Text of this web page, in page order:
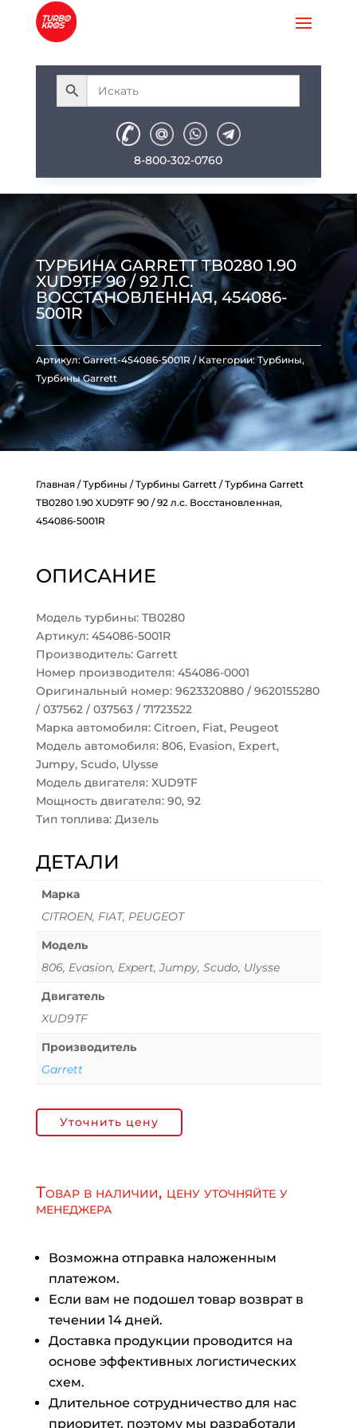
8-800-302-0760
ТУРБИНА GARRETT TB0280 1.90
XUD9TF 90 / 92 Л.С.
ВОССТАНОВЛЕННАЯ, 454086-
5001R
Артикул:Garrett-454086-5001R Категории:Турбины,
Турбины Garrett
Главная/Турбины /Турбины Garrett/ Турбина Garrett
TB0280 1.90 XUD9TF 90 / 92 л.с. Восстановленная,
454086-5001R
ОПИСАНИЕ
Модель турбины: TB0280
Артикул: 454086-5001R
Производитель: Garrett
Номер производителя: 454086-0001
Оригинальный номер: 9623320880 / 9620155280
/ 037562 / 037563 / 71723522
Марка автомобиля: Citroen, Fiat, Peugeot
Модель автомобиля: 806, Evasion, Expert,
Jumpy, Scudo, Ulysse
Модель двигателя: XUD9TF
Мощность двигателя: 90, 92
Тип топлива: Дизель
ДЕТАЛИ
Марка
CITROEN, FIAT, PEUGEOT
Модель
806, Evasion, Expert, Jumpy, Scudo, Ulysse
Двигатель
XUD9TF
Производитель
Garrett
Уточнить цену
Товар в наличии, цену уточняйте у
менеджера
Возможна отправка наложенным
платежом.
Если вам не подошел товар возврат в
течении 14 дней.
Доставка продукции проводится на
основе эффективных логистических
схем.
Длительное сотрудничество для нас
приоритет, поэтому мы разработали